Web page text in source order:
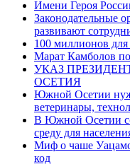
Имени Героя
Законодательные
развивают
100 миллионов
Марат Камболов
УКАЗ
ОСЕТИЯ
Южной Осетии
ветеринары,
В Южной Осетии
среду для
Миф о чаше
код